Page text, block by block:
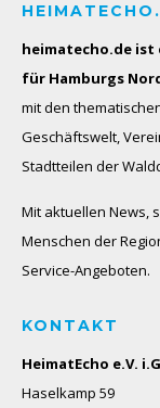
heimatecho.de ist
für Hamburgs
mit den
Geschäftswelt,
Stadtteilen der
Mit aktuellen News,
Menschen der
Service-Angeboten.
KONTAKT
HeimatEcho e.V.
Haselkamp 59